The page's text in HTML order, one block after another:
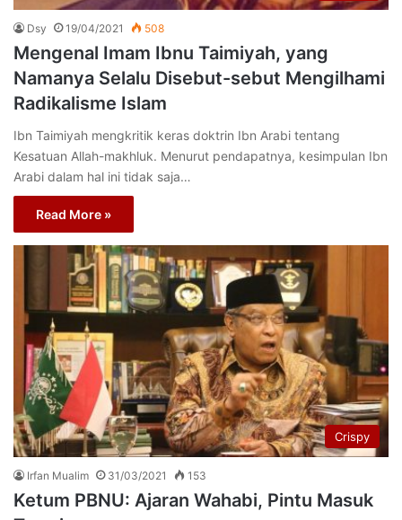
Dsy 19/04/2021 508
Mengenal Imam Ibnu Taimiyah, yang
Namanya Selalu Disebut-sebut Mengilhami
Radikalisme Islam
Ibn Taimiyah mengkritik keras doktrin Ibn Arabi tentang
Kesatuan Allah-makhluk. Menurut pendapatnya, kesimpulan Ibn
Arabi dalam hal ini tidak saja…
Read More »
Crispy
Irfan Mualim 31/03/2021 153
Ketum PBNU: Ajaran Wahabi, Pintu Masuk